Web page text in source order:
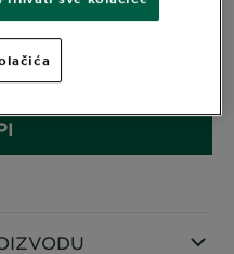
NAHRANJENA KOSA,